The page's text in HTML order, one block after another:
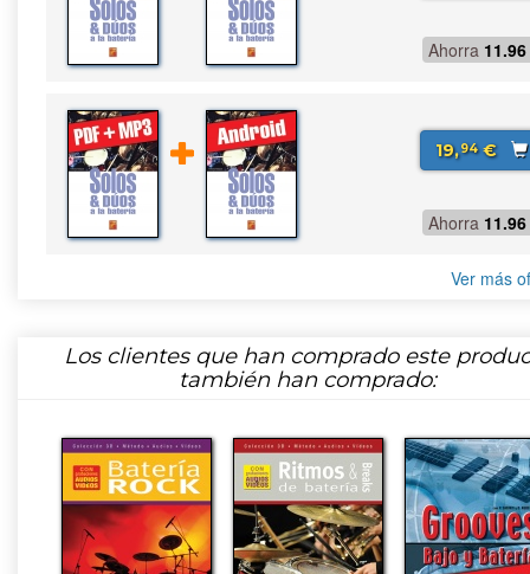
Ahorra 11.96
19,94€
Ahorra 11.96
Ver más
Los clientes que han comprado este
también han comprado: